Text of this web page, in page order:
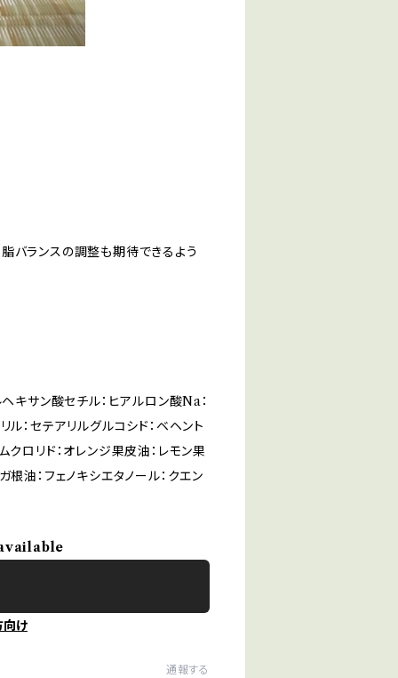
バランスの調整も期待できるよう
キサン酸セチル：ヒアルロン酸Na：
ル：セテアリルグルコシド：ベヘント
クロリド：オレンジ果皮油：レモン果
根油：フェノキシエタノール：クエン
向け
通報する